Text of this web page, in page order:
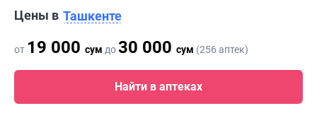
Цены в Ташкенте
от 19 000 сум до30 000 сум (256 аптек)
Найти в аптеках